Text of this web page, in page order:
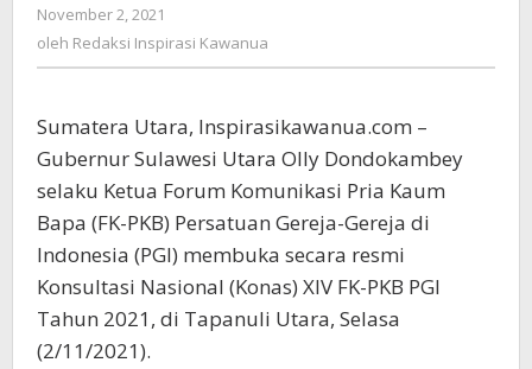
November 2, 2021
Redaksi
oleh Redaksi Inspirasi Kawanua
Sumatera Utara, Inspirasikawanua.com –
Gubernur Sulawesi Utara Olly Dondokambey
selaku Ketua Forum Komunikasi Pria Kaum
Bapa (FK-PKB) Persatuan Gereja-Gereja di
Indonesia (PGI) membuka secara resmi
Konsultasi Nasional (Konas) XIV FK-PKB PGI
Tahun 2021, di Tapanuli Utara, Selasa
(2/11/2021).